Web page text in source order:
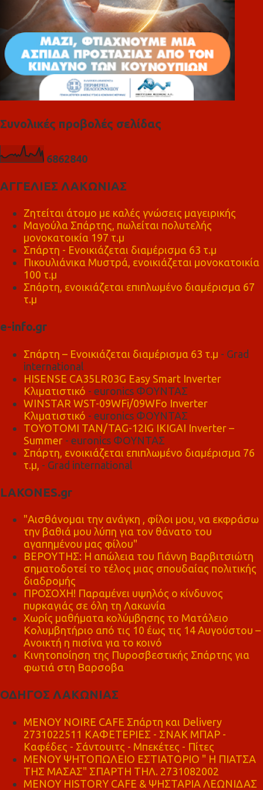
Συνολικές προβολές σελίδας
6862840
ΑΓΓΕΛΙΕΣ ΛΑΚΩΝΙΑΣ
Ζητείται άτομο με καλές γνώσεις μαγειρικής
Μαγούλα Σπάρτης, πωλείται πολυτελής
μονοκατοικία 197 τ.μ
Σπάρτη - Ενοικιάζεται διαμέρισμα 63 τ.μ
Πικουλιάνικα Μυστρά, ενοικιάζεται μονοκατοικία
100 τ.μ
Σπάρτη, ενοικιάζεται επιπλωμένο διαμέρισμα 67
τ.μ
e-info.gr
Σπάρτη – Ενοικιάζεται διαμέρισμα 63 τ.μ - Grad
international
HISENSE CA35LR03G Easy Smart Inverter
Κλιματιστικό - euronics ΦΟΥΝΤΑΣ
WINSTAR WST-09WFi/09WFo Inverter
Κλιματιστικό - euronics ΦΟΥΝΤΑΣ
TOYOTOMI TAN/TAG-12IG IKIGAI Inverter –
Summer - euronics ΦΟΥΝΤΑΣ
Σπάρτη, ενοικιάζεται επιπλωμένο διαμέρισμα 76
τ.μ, - Grad international
LAKONES.gr
"Αισθάνομαι την ανάγκη , φίλοι μου, να εκφράσω
την βαθιά μου λύπη για τον θάνατο του
αγαπημένου μας φίλου"
ΒΕΡΟΥΤΗΣ: Η απώλεια του Γιάννη Βαρβιτσιώτη
σηματοδοτεί το τέλος μιας σπουδαίας πολιτικής
διαδρομής
ΠΡΟΣΟΧΗ! Παραμένει υψηλός ο κίνδυνος
πυρκαγιάς σε όλη τη Λακωνία
Χωρίς μαθήματα κολύμβησης το Ματάλειο
Κολυμβητήριο από τις 10 έως τις 14 Αυγούστου –
Ανοικτή η πισίνα για το κοινό
Κινητοποίηση της Πυροσβεστικής Σπάρτης για
φωτιά στη Βαρσοβα
ΟΔΗΓΟΣ ΛΑΚΩΝΙΑΣ
MENOY NOIRE CAFE Σπάρτη και Delivery
2731022511 ΚΑΦΕΤΕΡΙΕΣ - ΣΝΑΚ ΜΠΑΡ -
Καφέδες - Σάντουιτς - Μπεκέτες - Πίτες
ΜΕΝΟΥ ΨΗΤΟΠΩΛΕΙΟ ΕΣΤΙΑΤΟΡΙΟ " Η ΠΙΑΤΣΑ
ΤΗΣ ΜΑΣΑΣ" ΣΠΑΡΤΗ ΤΗΛ. 2731082002
ΜΕΝΟΥ HISTORY CAFE & ΨΗΣΤΑΡΙΑ ΛΕΩΝΙΔΑΣ